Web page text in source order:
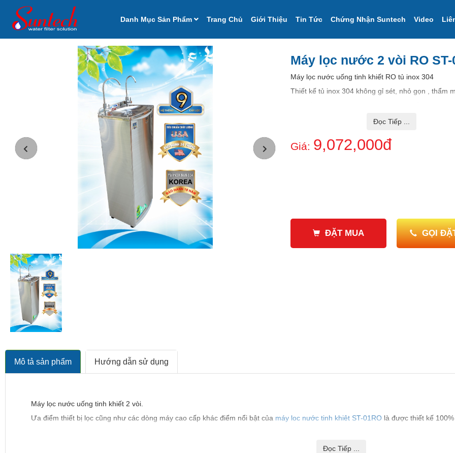
Danh Mục Sản Phẩm Trang Chủ Giới Thiệu Tin Tức Chứng Nhận Suntech Video
Máy lọc nước 2 vòi RO ST-
Máy lọc nước uống tinh khiết RO tủ inox 304
Thiết kế tủ inox 304 không gỉ sét, nhỏ gọn , thẩm
Cung cấp ra 2 vòi, 1 vòi nước nấu ăn và 1 vòi
Máy được ứng dụng : Gia Đình,Trường Học, Nhà
sạn, Công Ty, Văn phòng ....
Linh kiện lọc và lõi lọc được khẩu khẩu từ Đài
GIÁ BÁN SẢN PHẨM ĐÃ BAO GỒM THUẾ VAT
Đọc Tiếp ...
Giá: 9,072,000đ
ĐẶT MUA GỌI
Mô tả sản phẩm Hướng dẫn sử dụng
Máy lọc nước uống tinh khiết 2 vòi.
Ưa điểm thiết bị lọc cũng như các dòng máy cao cấp khác điểm nổi bật của máy loc nước tinh khiêt ST-01RO là được thiết kế
Là dùng nước lấy để nấu ăn, rửa rau quả đây là vòi nước được lọc qua 3 cấp lọc thô và loại bỏ các tạp chất qua công nghệ
Đọc Tiếp ...